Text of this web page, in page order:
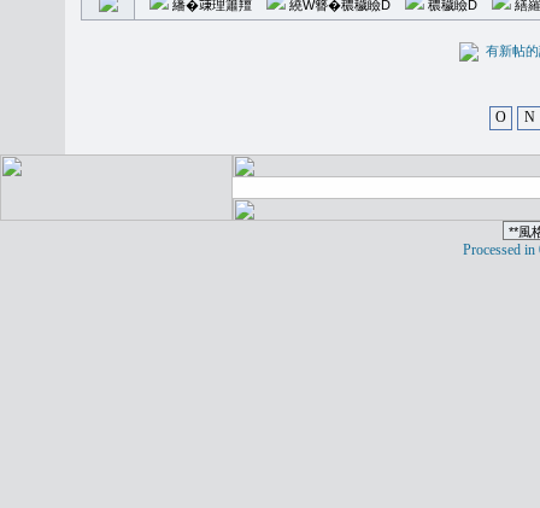
繙�𥪕理簫羶 繞W簪�穠穢瞼D 穠穢瞼D 繕
有新
O N
Processed